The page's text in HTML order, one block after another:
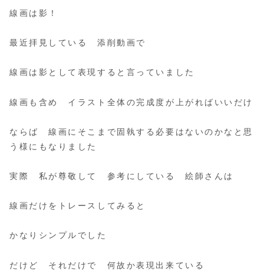
線画は影！
最近拝見している 添削動画で
線画は影として表現すると言っていました
線画も含め イラスト全体の完成度が上がればいいだけ
ならば 線画にそこまで固執する必要はないのかなと思
う様にもなりました
実際 私が尊敬して 参考にしている 絵師さんは
線画だけをトレースしてみると
かなりシンプルでした
だけど それだけで 何故か表現出来ている